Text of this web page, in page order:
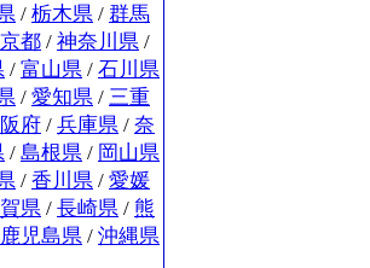
/ 栃木県 / 群馬
都 / 神奈川県 /
/ 富山県 / 石川県
/ 愛知県 / 三重
府 / 兵庫県 / 奈
/ 島根県 / 岡山県
/ 香川県 / 愛媛
県 / 長崎県 / 熊
鹿児島県 / 沖縄県